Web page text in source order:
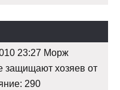
23:27 Морж
хозяев от
290